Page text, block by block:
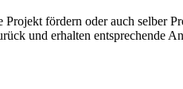
fördern oder auch selber
und erhalten entsprechende